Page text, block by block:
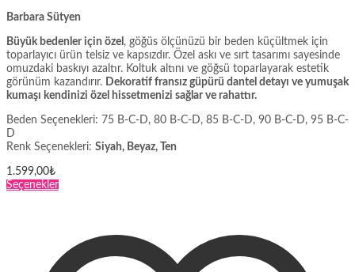
Barbara Sütyen
Büyük bedenler için özel , göğüs ölçünüzü bir beden küçültmek için
toparlayıcı ürün telsiz ve kapsızdır. Özel askı ve sırt tasarımı sayesinde
omuzdaki baskıyı azaltır. Koltuk altını ve göğsü toparlayarak estetik
görünüm kazandırır. Dekoratif fransız güpürü dantel detayı ve yumuşak
kumaşı kendinizi özel hissetmenizi sağlar ve rahattır.
Beden Seçenekleri: 75 B-C-D, 80 B-C-D, 85 B-C-D, 90 B-C-D, 95 B-C-
D
Renk Seçenekleri: Siyah, Beyaz, Ten
1.599,00₺
SeçeneklerBu
varyasyonu
var.
Seçenekler